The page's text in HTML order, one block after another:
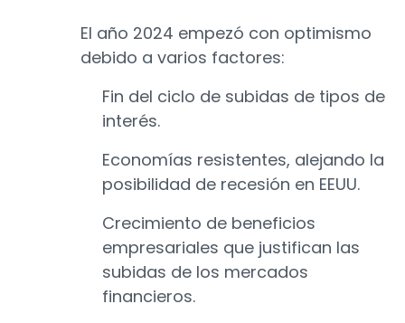
El año 2024 empezó con optimismo
debido a varios factores:
Fin del ciclo de subidas de tipos de
interés.
Economías resistentes, alejando la
posibilidad de recesión en EEUU.
Crecimiento de beneficios
empresariales que justifican las
subidas de los mercados
financieros.